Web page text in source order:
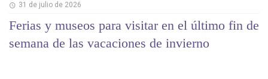
31 de julio de 2026
Ferias y museos para visitar en el último fin de
semana de las vacaciones de invierno